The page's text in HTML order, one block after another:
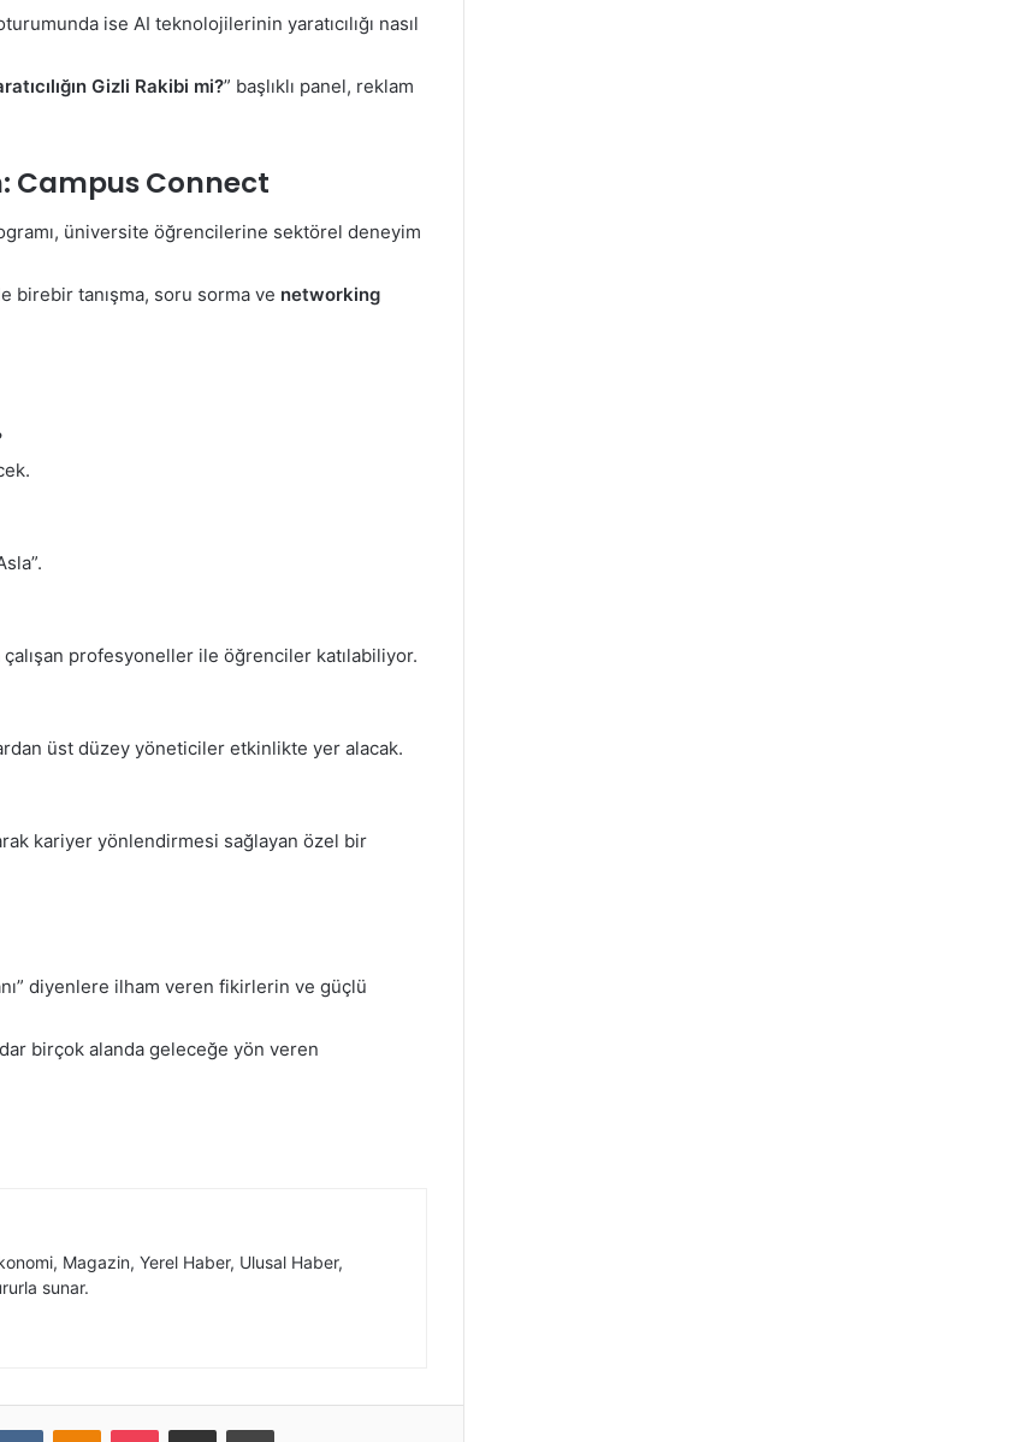
ise AI teknolojilerinin yaratıcılığı nasıl
Gizli Rakibi mi?” başlıklı panel, reklam
Campus Connect
üniversite öğrencilerine sektörel deneyim
birebir tanışma, soru sorma ve networking
profesyoneller ile öğrenciler katılabiliyor.
üst düzey yöneticiler etkinlikte yer alacak.
kariyer yönlendirmesi sağlayan özel bir
diyenlere ilham veren fikirlerin ve güçlü
birçok alanda geleceğe yön veren
Magazin, Yerel Haber, Ulusal Haber,
sunar.
VKontakteOdnoklassniki
Pocket E-Posta ile paylaş Yazdır